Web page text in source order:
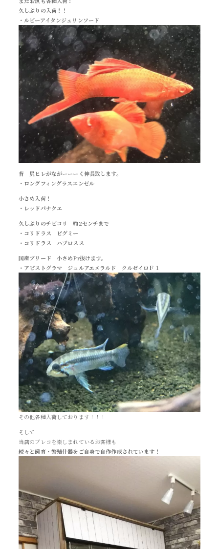
久しぶりの入荷！！
・ルビーアイタンジェリンソード
背 尻ヒレがながーーーく伸長致します。
・ロングフィングラスエンゼル
小さめ入荷！
・レッドパナクエ
久しぶりのチビコリ 約2センチまで
・コリドラス ピグミー
・コリドラス ハブロスス
国産ブリード 小さめPr抜けます。
・アピストグラマ ジュルアエメラルド クルゼイロＦ１
その他各種入荷しております！！！
そして
当店のプレコを楽しまれているお客様も
続々と飼育・繁殖什器をご自身で自作作成されています！